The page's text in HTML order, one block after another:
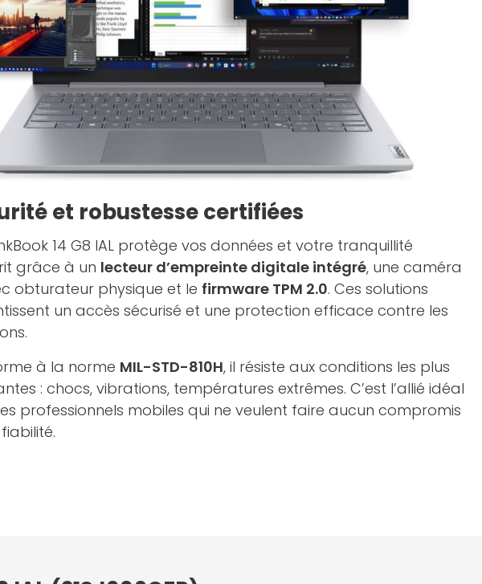
et robustesse certifiées
14 G8 IAL protège vos données et votre tranquillité
grâce à un lecteur d’empreinte digitale intégré, une caméra
obturateur physique et le firmware TPM 2.0. Ces solutions
un accès sécurisé et une protection efficace contre les
à la norme MIL-STD-810H, il résiste aux conditions les plus
: chocs, vibrations, températures extrêmes. C’est l’allié idéal
professionnels mobiles qui ne veulent faire aucun compromis